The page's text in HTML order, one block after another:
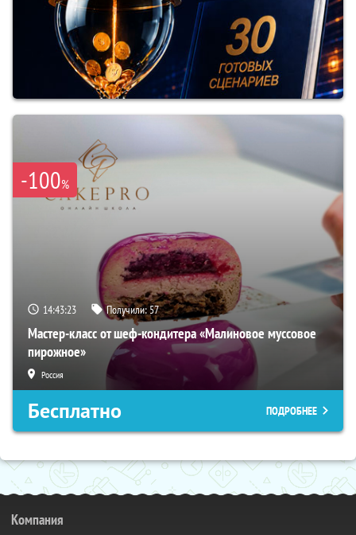
-100%
14:43:22 Получили:57
Мастер-класс от шеф-кондитера «Малиновое муссовое
пирожное»
Россия
Бесплатно ПОДРОБНЕЕ
Компания